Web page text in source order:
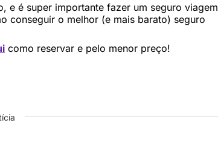
e é super importante fazer um seguro viagem
conseguir o melhor (e mais barato) seguro
como reservar e pelo menor preço!